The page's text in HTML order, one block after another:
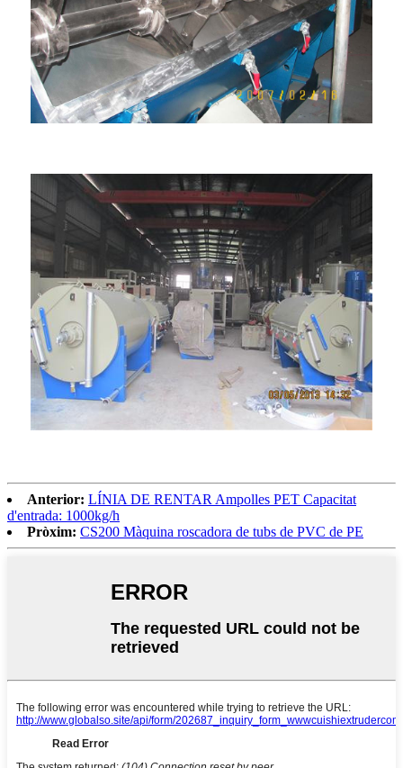
Anterior: LÍNIA DE RENTAR Ampolles PET Capacitat
d'entrada: 1000kg/h
Pròxim: CS200 Màquina roscadora de tubs de PVC de PE